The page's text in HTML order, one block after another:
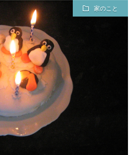
家のこと